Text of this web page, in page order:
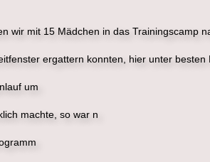
wir mit 15 Mädchen in das Trainingscamp
ergattern konnten, hier unter
um
machte, so war n